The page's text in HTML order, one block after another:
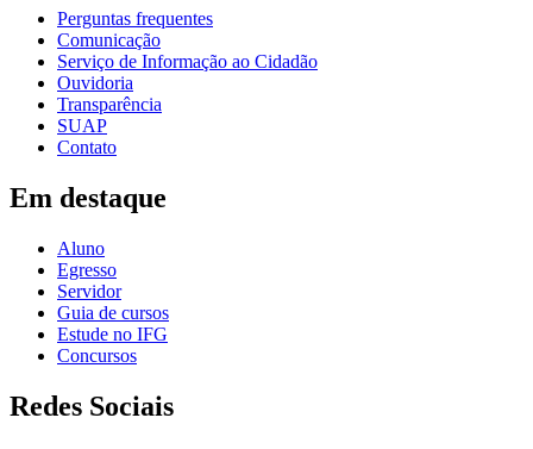
Perguntas frequentes
Comunicação
Serviço de Informação ao Cidadão
Ouvidoria
Transparência
SUAP
Contato
Em destaque
Aluno
Egresso
Servidor
Guia de cursos
Estude no IFG
Concursos
Redes Sociais